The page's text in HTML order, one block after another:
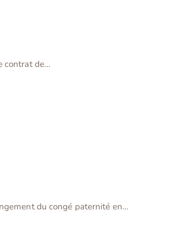
contrat de…
du congé paternité en…